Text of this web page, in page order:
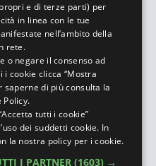
e di terze parti) per
in linea con le tue
nell’ambito della
rete.
o negare il consenso ad
i cookie clicca “Mostra
saperne di più consulta la
Policy.
tutti i cookie”
dei suddetti cookie. In
la nostra policy per i cookie.
I PARTNER (1603) →